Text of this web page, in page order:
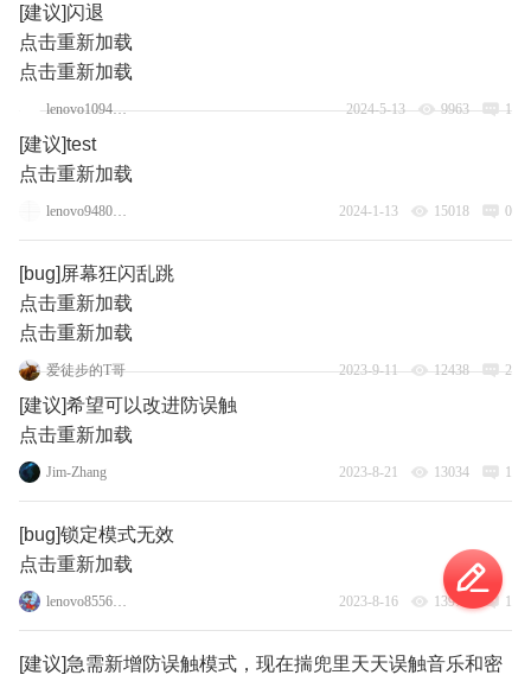
[建议]闪退
点击重新加载
点击重新加载
lenovo109410732 2024-5-13 9963 1
[建议]test
点击重新加载
lenovo94802661 2024-1-13 15018 0
[bug]屏幕狂闪乱跳
点击重新加载
点击重新加载
爱徒步的T哥 2023-9-11 12438 2
[建议]希望可以改进防误触
点击重新加载
Jim-Zhang 2023-8-21 13034 1
[bug]锁定模式无效
点击重新加载
lenovo85567781 2023-8-16 13977 1
[建议]急需新增防误触模式，现在揣兜里天天误触音乐和密